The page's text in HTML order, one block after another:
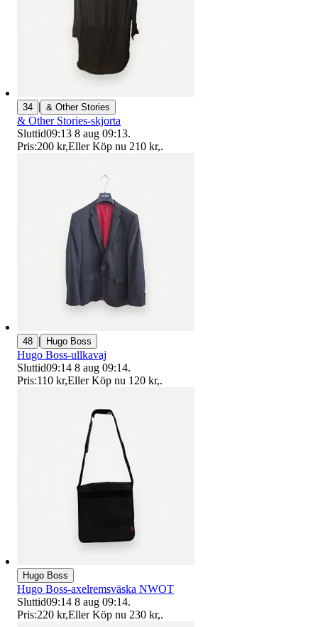
34 | & Other Stories
& Other Stories-skjorta
Sluttid09:13 8 aug 09:13.
Pris:200 kr,Eller Köp nu 210 kr,.
48 | Hugo Boss
Hugo Boss-ullkavaj
Sluttid09:14 8 aug 09:14.
Pris:110 kr,Eller Köp nu 120 kr,.
Hugo Boss
Hugo Boss-axelremsväska NWOT
Sluttid09:14 8 aug 09:14.
Pris:220 kr,Eller Köp nu 230 kr,.